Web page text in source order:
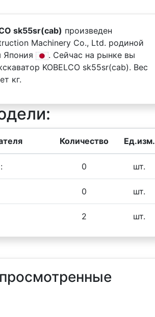
sk55sr(cab) произведен
Machinery Co., Ltd. родиной
Япония
. Сейчас на рынке вы
KOBELCO sk55sr(cab). Вес
кг.
Количество Ед.изм.
0 шт.
0 шт.
2 шт.